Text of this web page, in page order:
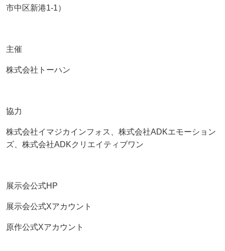
市中区新港1-1）
主催
株式会社トーハン
協力
株式会社イマジカインフォス、株式会社ADKエモーション
ズ、株式会社ADKクリエイティブワン
展示会公式HP
展示会公式Xアカウント
原作公式Xアカウント